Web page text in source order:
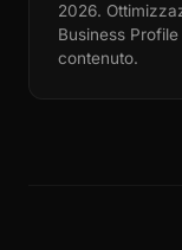
2026.
Business
contenuto.